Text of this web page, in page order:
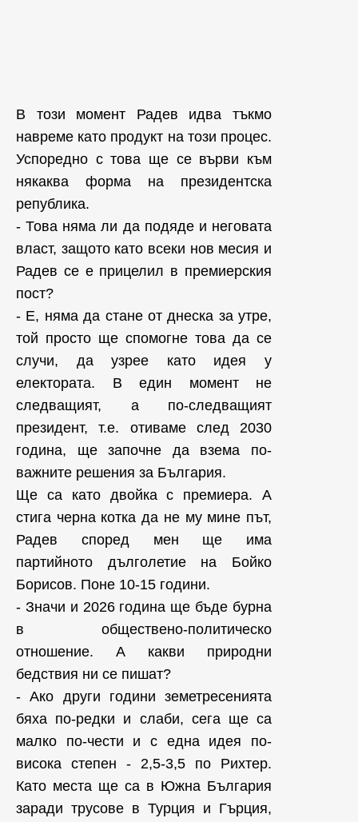
В този момент Радев идва тъкмо
навреме като продукт на този процес.
Успоредно с това ще се върви към
някаква форма на президентска
република.
- Това няма ли да подяде и неговата
власт, защото като всеки нов месия и
Радев се е прицелил в премиерския
пост?
- Е, няма да стане от днеска за утре,
той просто ще спомогне това да се
случи, да узрее като идея у
електората. В един момент не
следващият, а по-следващият
президент, т.е. отиваме след 2030
година, ще започне да взема по-
важните решения за България.
Ще са като двойка с премиера. А
стига черна котка да не му мине път,
Радев според мен ще има
партийното дълголетие на Бойко
Борисов. Поне 10-15 години.
- Значи и 2026 година ще бъде бурна
в обществено-политическо
отношение. А какви природни
бедствия ни се пишат?
- Ако други години земетресенията
бяха по-редки и слаби, сега ще са
малко по-чести и с една идея по-
висока степен - 2,5-3,5 по Рихтер.
Като места ще са в Южна България
заради трусове в Турция и Гърция,